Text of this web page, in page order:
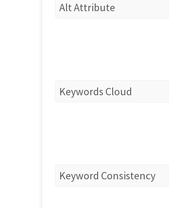
Alt Attribute
Keywords Cloud
Keyword Consistency